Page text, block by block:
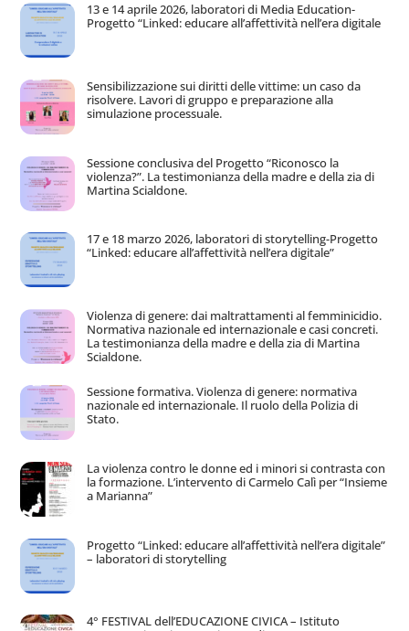
13 e 14 aprile 2026, laboratori di Media Education-
Progetto “Linked: educare all’affettività nell’era digitale
Sensibilizzazione sui diritti delle vittime: un caso da
risolvere. Lavori di gruppo e preparazione alla
simulazione processuale.
Sessione conclusiva del Progetto “Riconosco la
violenza?”. La testimonianza della madre e della zia di
Martina Scialdone.
17 e 18 marzo 2026, laboratori di storytelling-Progetto
“Linked: educare all’affettività nell’era digitale”
Violenza di genere: dai maltrattamenti al femminicidio.
Normativa nazionale ed internazionale e casi concreti.
La testimonianza della madre e della zia di Martina
Scialdone.
Sessione formativa. Violenza di genere: normativa
nazionale ed internazionale. Il ruolo della Polizia di
Stato.
La violenza contro le donne ed i minori si contrasta con
la formazione. L’intervento di Carmelo Calì per “Insieme
a Marianna”
Progetto “Linked: educare all’affettività nell’era digitale”
– laboratori di storytelling
4° FESTIVAL dell’EDUCAZIONE CIVICA – Istituto